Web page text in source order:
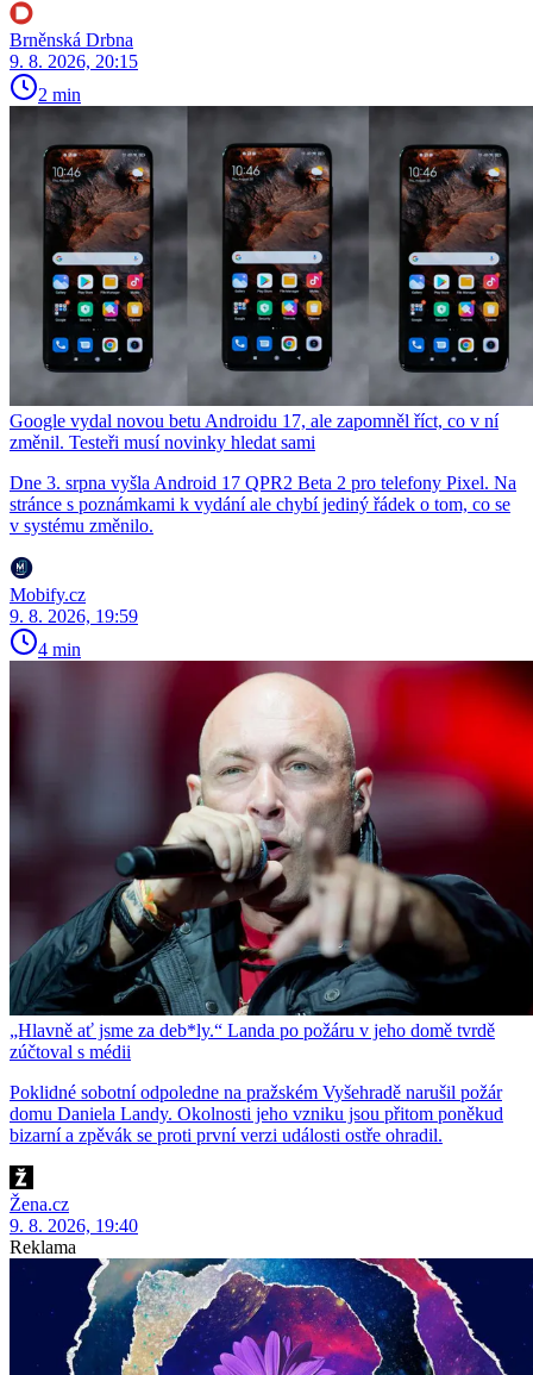
Brněnská Drbna
9. 8. 2026, 20:15
2 min
Google vydal novou betu Androidu 17, ale zapomněl říct, co v ní
změnil. Testeři musí novinky hledat sami
Dne 3. srpna vyšla Android 17 QPR2 Beta 2 pro telefony Pixel. Na
stránce s poznámkami k vydání ale chybí jediný řádek o tom, co se
v systému změnilo.
Mobify.cz
9. 8. 2026, 19:59
4 min
„Hlavně ať jsme za deb*ly.“ Landa po požáru v jeho domě tvrdě
zúčtoval s médii
Poklidné sobotní odpoledne na pražském Vyšehradě narušil požár
domu Daniela Landy. Okolnosti jeho vzniku jsou přitom poněkud
bizarní a zpěvák se proti první verzi události ostře ohradil.
Žena.cz
9. 8. 2026, 19:40
Reklama